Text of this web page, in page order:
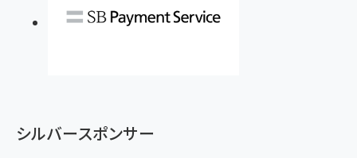
Amazonランキングをもっと見る
Amazonランキングをもっと見る
Amazonランキングをもっと見る
シルバースポンサー